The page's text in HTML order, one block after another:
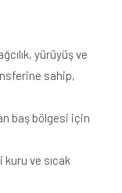
yürüyüş ve
sahip,
baş bölgesi için
kuru ve sıcak